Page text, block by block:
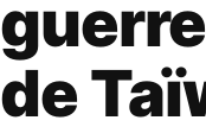
de